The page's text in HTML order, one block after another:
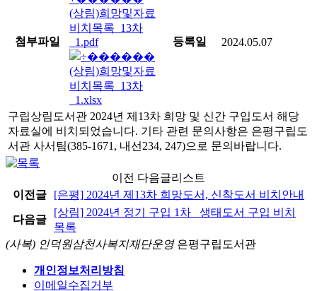
첨부파일
(상림)희망및자료
비치목록_13차
_1.pdf
(상림)희망및자료
비치목록_13차
_1.xlsx
등록일 2024.05.07
구립상림도서관 2024년 제13차 희망 및 신간 구입도서 해당
자료실에 비치되었습니다. 기타 관련 문의사항은 은평구립도
서관 사서팀(385-1671, 내선234, 247)으로 문의바랍니다.
이전 다음글리스트
이전글
[은평] 2024년 제13차 희망도서, 신착도서 비치안내
다음글
[상림] 2024년 정기 구입 1차 _생태도서 구입 비치
목록
(사복) 인덕원삼천사복지재단운영은평구립도서관
개인정보처리방침
이메일수집거부